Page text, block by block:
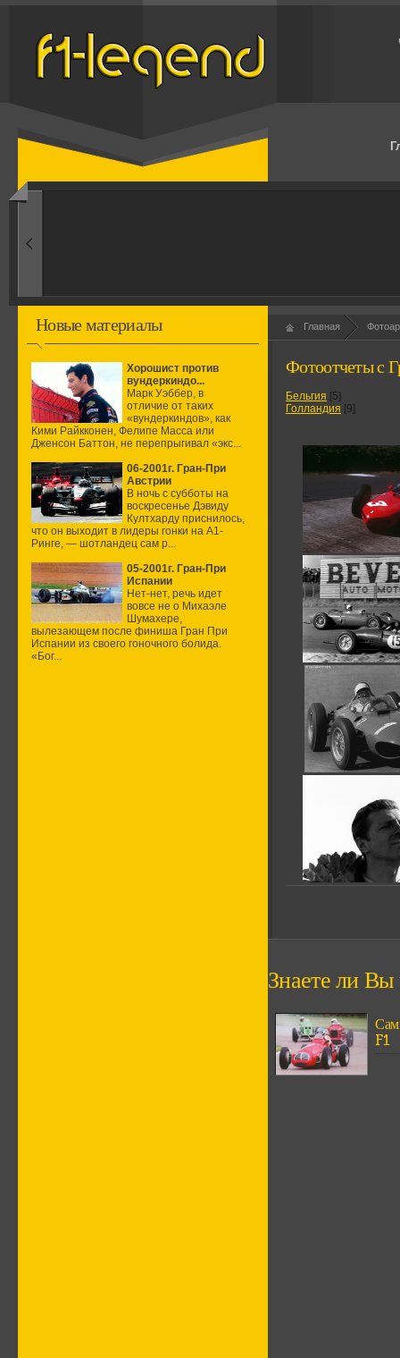
1960-ые
Новые материалы
Хорошист против
вундеркиндо...
Марк Уэббер, в
отличие от таких
«вундеркиндов», как
Кими Райкконен, Фелипе Масса или
Дженсон Баттон, не перепрыгивал «экс...
06-2001г. Гран-При
Австрии
В ночь с субботы на
воскресенье Дэвиду
Култхарду приснилось,
что он выходит в лидеры гонки на А1-
Ринге, — шотландец сам р...
05-2001г. Гран-При
Испании
Нет-нет, речь идет
вовсе не о Михаэле
Шумахере,
вылезающем после финиша Гран При
Испании из своего гоночного болида.
«Бог...
Главная
Фотоотчеты с
Бельгия [5]
Голландия [9]
Знаете ли Вы
F1